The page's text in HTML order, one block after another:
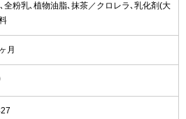
全粉乳､植物油脂､抹茶／クロレラ､乳化剤(大
月